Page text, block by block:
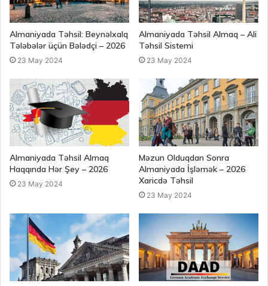
Almaniyada Təhsil: Beynəlxalq
Tələbələr üçün Bələdçi – 2026
23 May 2024
Almaniyada Təhsil Almaq – Ali
Təhsil Sistemi
23 May 2024
Almaniyada Təhsil Almaq
Haqqında Hər Şey – 2026
23 May 2024
Məzun Olduqdan Sonra
Almaniyada İşləmək – 2026
Xaricdə Təhsil
23 May 2024